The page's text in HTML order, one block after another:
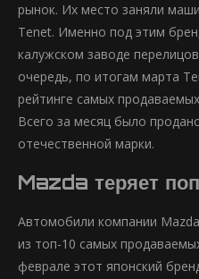
рынок. Их место заняли
Tenet. Именно под этим
калужском заводе
очередь, по итогам марта
рейтинге самых
Всего за месяц было
отечественной марки.
Mazda теряет
Автомобили компании
из топ-10 самых
феврале этот японский